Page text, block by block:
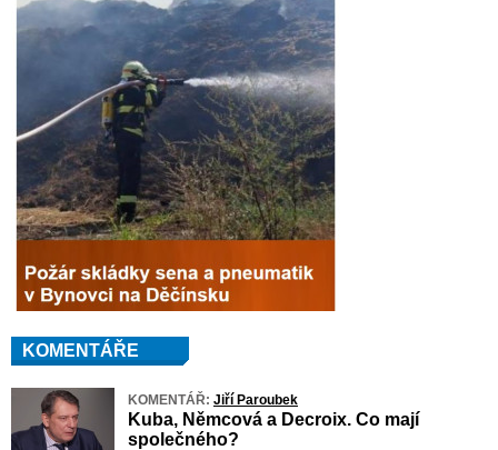
KOMENTÁŘE
KOMENTÁŘ: Jiří Paroubek
Kuba, Němcová a Decroix. Co mají
společného?